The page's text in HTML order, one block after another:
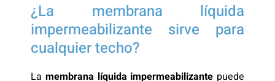
¿La membrana líquida
impermeabilizante sirve para
cualquier techo?
La membrana líquida impermeabilizante puede